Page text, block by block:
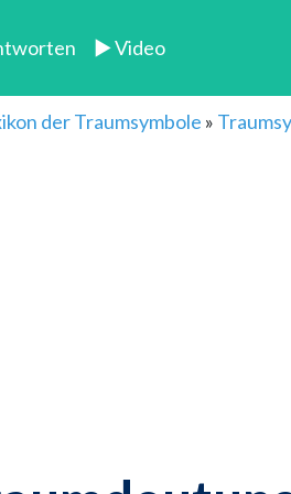
► Video
der Traumsymbole »